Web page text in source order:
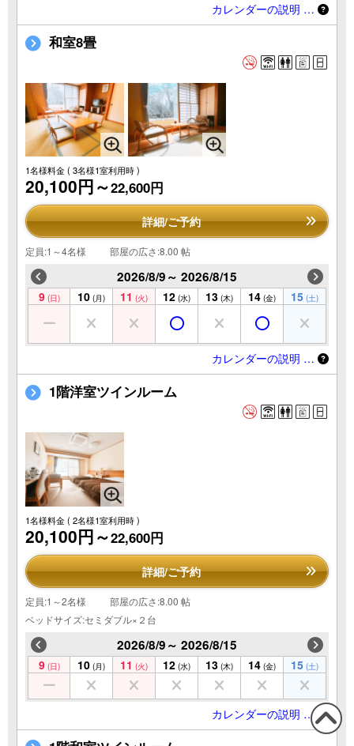
カレンダーの説明 …
和室8畳
1名様料金( 3名様1室利用時 )
20,100円～22,600円
詳細/ご予約
定員:1～4名様 部屋の広さ:8.00 帖
2026/8/9～ 2026/8/15
9 (日) 10 (月) 11 (火) 12 (水) 13 (木) 14 (金) 15 (土)
カレンダーの説明 …
1階洋室ツインルーム
1名様料金( 2名様1室利用時 )
20,100円～22,600円
詳細/ご予約
定員:1～2名様
部屋の広さ:8.00 帖
ベッドサイズ:セミダブル×２台
2026/8/9～ 2026/8/15
9 (日) 10 (月) 11 (火) 12 (水) 13 (木) 14 (金) 15 (土)
カレンダーの説明 …